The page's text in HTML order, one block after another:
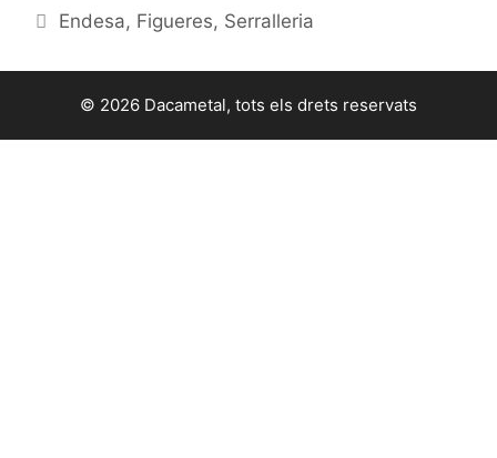
Endesa, Figueres, Serralleria
© 2026 Dacametal, tots els drets reservats